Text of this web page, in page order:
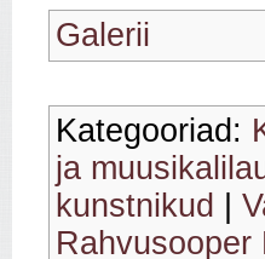
Galerii
Kategooriad:
ja
kunstnikud
Rahvusooper